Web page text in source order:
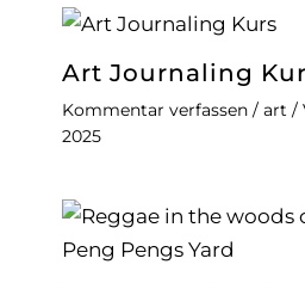
Art Journaling
Kommentar verfassen / art /
2025